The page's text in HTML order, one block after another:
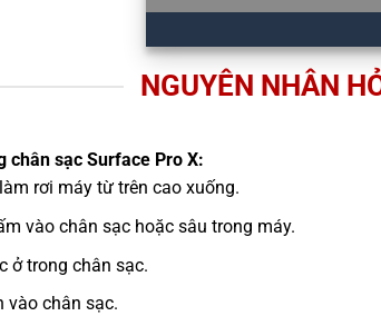
NGUYÊN NHÂN
chân sạc Surface Pro X:
rơi máy từ trên cao xuống.
vào chân sạc hoặc sâu trong máy.
ở trong chân sạc.
vào chân sạc.